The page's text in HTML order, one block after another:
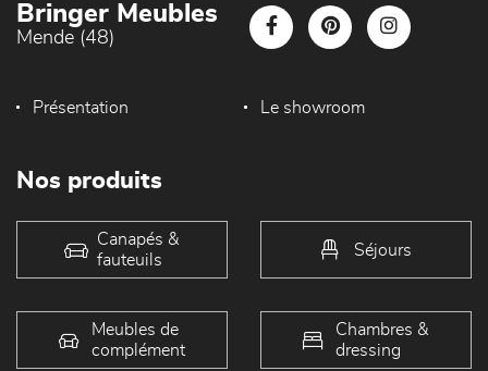
Bringer Meubles
Mende (48)
Présentation Le showroom
Nos produits
Canapés &
fauteuils
Séjours
Meubles de
complément
Chambres &
dressing